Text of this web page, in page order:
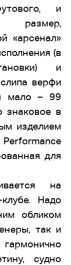
и
размер,
«арсенал»
(в
и
верфи
мало – 99
знаковое в
изделием
для
на
Надо
обликом
так и
судно